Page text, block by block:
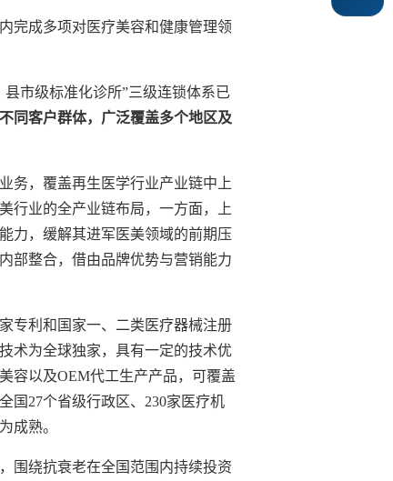
完成多项对医疗美容和健康管理领
市级标准化诊所”三级连锁体系已
同客户群体，广泛覆盖多个地区及
务，覆盖再生医学行业产业链中上
行业的全产业链布局，一方面，上
力，缓解其进军医美领域的前期压
部整合，借由品牌优势与营销能力
专利和国家一、二类医疗器械注册
术为全球独家，具有一定的技术优
容以及OEM代工生产产品，可覆盖
国27个省级行政区、230家医疗机
成熟。
围绕抗衰老在全国范围内持续投资